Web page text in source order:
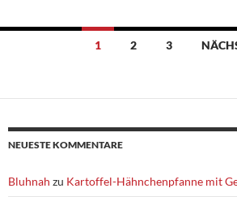
Beitragsnavigation
1 2 3
NEUESTE KOMMENTARE
Bluhnah zu Kartoffel-Hähnchenpfanne mit